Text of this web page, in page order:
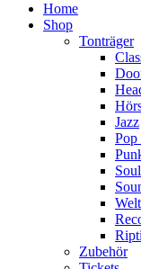
Home
Shop
Tonträger
Jazz
Pop
Zubehör